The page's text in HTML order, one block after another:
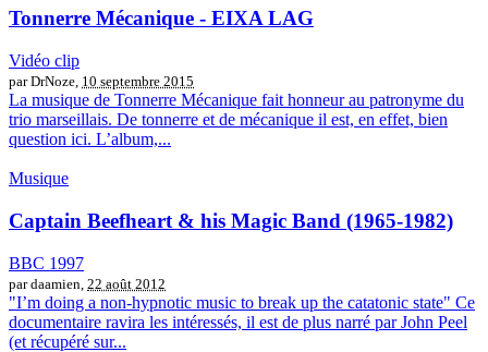
Tonnerre Mécanique - EIXA LAG
Vidéo clip
par DrNoze, 10 septembre 2015
La musique de Tonnerre Mécanique fait honneur au patronyme du
trio marseillais. De tonnerre et de mécanique il est, en effet, bien
question ici. L’album,...
Musique
Captain Beefheart & his Magic Band (1965-1982)
BBC 1997
par daamien, 22 août 2012
"I’m doing a non-hypnotic music to break up the catatonic state" Ce
documentaire ravira les intéressés, il est de plus narré par John Peel
(et récupéré sur...